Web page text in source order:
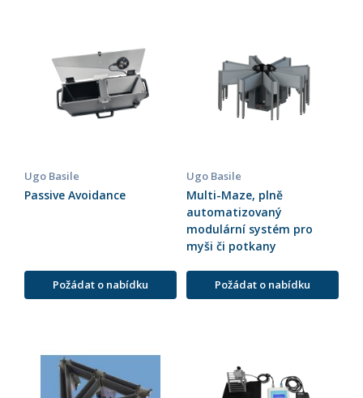
Ugo Basile
Passive Avoidance
Požádat o nabídku
Ugo Basile
Multi-Maze, plně
automatizovaný
modulární systém pro
myši či potkany
Požádat o nabídku